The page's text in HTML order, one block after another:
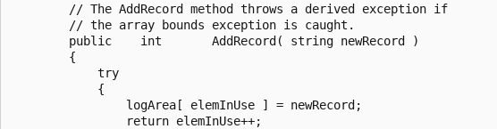
        // The AddRecord method throws a derived exception if
        // the array bounds exception is caught.
        public    int       AddRecord( string newRecord )
        {
            try
            {
                logArea[ elemInUse ] = newRecord;
                return elemInUse++;